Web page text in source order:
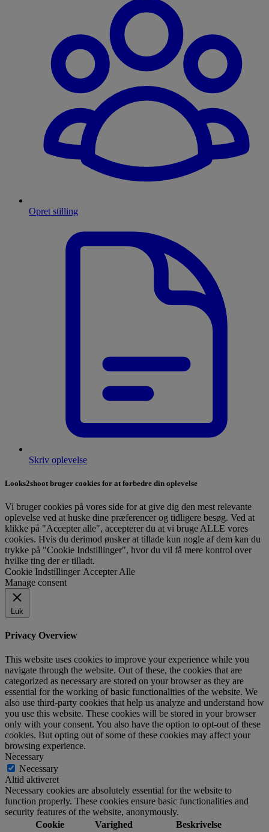
Opret stilling
Skriv oplevelse
Looks2shoot bruger cookies for at forbedre din oplevelse
Vi bruger cookies på vores side for at give dig den mest relevante
oplevelse ved at huske dine præferencer og tidligere besøg. Ved at
klikke på "Accepter alle", accepterer du at vi bruge ALLE vores
cookies. Hvis du derimod ønsker at tillade kun nogle af dem kan du
trykke på "Cookie Indstillinger", hvor du vil få mere kontrol over
hvilke ting der er tilladt.
Cookie Indstillinger Accepter Alle
Manage consent
Luk
Privacy Overview
This website uses cookies to improve your experience while you
navigate through the website. Out of these, the cookies that are
categorized as necessary are stored on your browser as they are
essential for the working of basic functionalities of the website. We
also use third-party cookies that help us analyze and understand how
you use this website. These cookies will be stored in your browser
only with your consent. You also have the option to opt-out of these
cookies. But opting out of some of these cookies may affect your
browsing experience.
Necessary
Necessary
Altid aktiveret
Necessary cookies are absolutely essential for the website to
function properly. These cookies ensure basic functionalities and
security features of the website, anonymously.
Cookie
Varighed Beskrivelse